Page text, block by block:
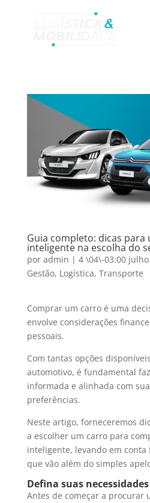
Guia completo: dicas para
inteligente na escolha do
por admin | 4 \04\-03:00
Gestão, Logística, Transporte
Comprar um carro é uma
envolve considerações
pessoais.
Com tantas opções
automotivo, é fundamental
informada e alinhada com
preferências.
Neste artigo, forneceremos
a escolher um carro para
inteligente, levando em
que vão além do simples
Defina suas necessidades
Antes de começar a procurar